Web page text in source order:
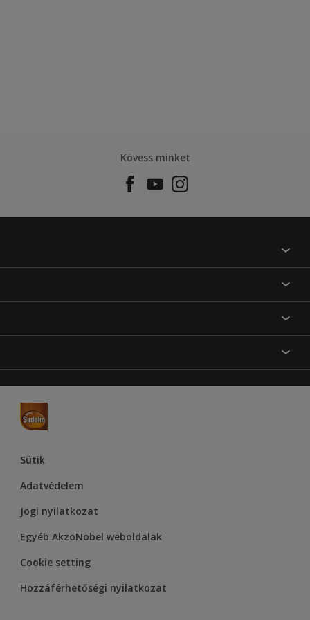
Kövess minket
Üzlet kereső
Inspiráció
Hozzáférhetőség
Dulux
Supralux
Sütik
Adatvédelem
Jogi nyilatkozat
Egyéb AkzoNobel weboldalak
Cookie setting
Hozzáférhetőségi nyilatkozat